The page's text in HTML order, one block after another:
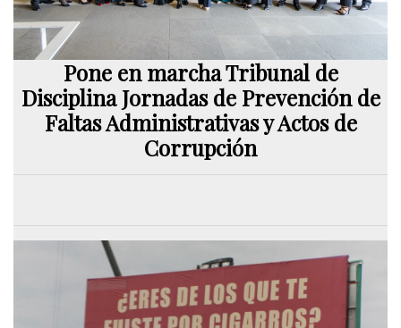
Pone en marcha Tribunal de
Disciplina Jornadas de Prevención de
Faltas Administrativas y Actos de
Corrupción